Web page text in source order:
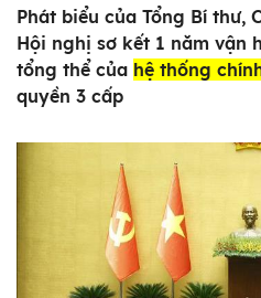
Phát biểu của Tổng Bí thư,
Hội nghị sơ kết 1 năm vận
tổng thể của hệ thống
quyền 3 cấp